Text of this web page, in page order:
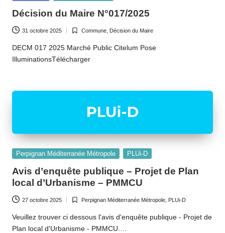
o
m
m
u
e
e
B
ai
x
a
s
Décision du Maire N°017/2025
31 octobre 2025
Posted
in
Commune, Décision du Maire
DECM 017 2025 Marché Public Citelum Pose
IlluminationsTélécharger
Posted
Perpignan Méditerranée Métropole PLUi-D
Avis d’enquête publique – Projet de Plan
local d’Urbanisme – PMMCU
27 octobre 2025
Posted
in
Perpignan Méditerranée Métropole, PLUi-D
Veuillez trouver ci dessous l'avis d'enquête publique - Projet de
Plan local d'Urbanisme - PMMCU.…